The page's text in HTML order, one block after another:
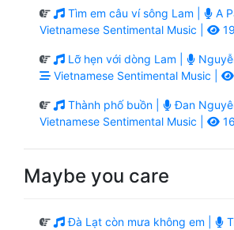
Tìm em câu ví sông Lam |
A
Vietnamese Sentimental Music |
Lỡ hẹn với dòng Lam |
Vietnamese Sentimental Music |
Thành phố buồn |
Đan
Vietnamese Sentimental Music |
Maybe you care
Đà Lạt còn mưa không em |